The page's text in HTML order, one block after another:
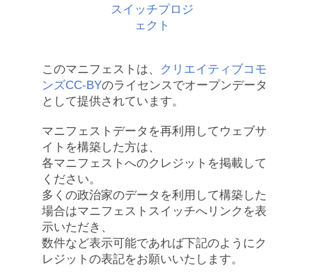
このマニフェストは、
クリエイティブコモ
ンズCC-BYのライセンスでオープンデータ
として提供されています。
マニフェストデータを再利用してウェブサ
イトを構築した方は、
各マニフェストへのクレジットを掲載して
ください。
多くの政治家のデータを利用して構築した
場合はマニフェストスイッチへリンクを表
示いただき、
数件など表示可能であれば下記のようにク
レジットの表記をお願いいたします。